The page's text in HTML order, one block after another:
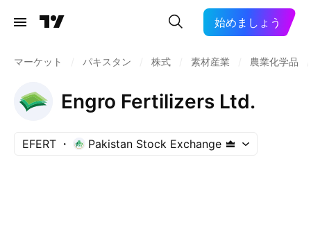
始めましょう
マーケット パキスタン 株式 素材産業 農業化学品
Engro Fertilizers Ltd.
EFERT Pakistan Stock Exchange